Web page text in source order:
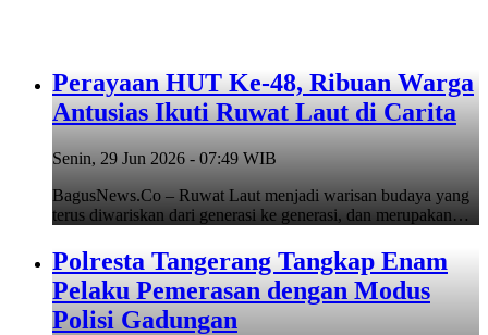
Perayaan HUT Ke-48, Ribuan Warga
Antusias Ikuti Ruwat Laut di Carita
Senin, 29 Jun 2026 - 07:49 WIB
BagusNews.Co – Ruwat Laut menjadi warisan budaya yang
terus diwariskan dari generasi ke generasi, dan merupakan…
Polresta Tangerang Tangkap Enam
Pelaku Pemerasan dengan Modus
Polisi Gadungan